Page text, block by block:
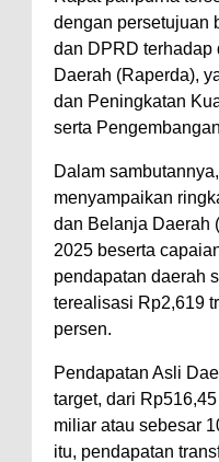
dengan persetujuan
dan DPRD terhadap
Daerah (Raperda),
dan Peningkatan
serta
‎Dalam
menyampaikan
dan Belanja Daerah
2025 beserta
pendapatan daerah
terealisasi Rp2,619
persen.
‎Pendapatan Asli
target, dari
miliar atau sebesar
itu, pendapatan